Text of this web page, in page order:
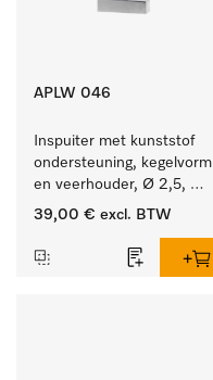
APLW 046
Inspuiter met kunststof
ondersteuning, kegelvorm
en veerhouder, Ø 2,5,
lengte 80 mm.
39,00 € excl. BTW